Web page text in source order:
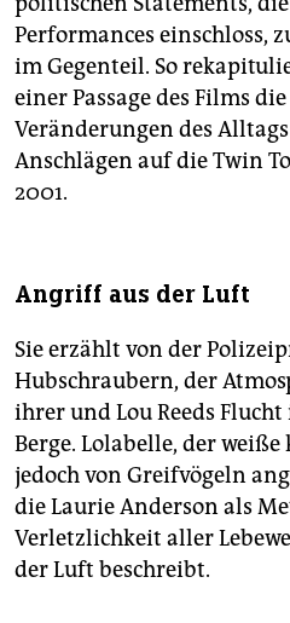
Performances einschloss,
im Gegenteil. So
einer Passage des Films
Veränderungen des
Anschlägen auf die Twin
2001.
Angriff aus der Luft
Sie erzählt von der
Hubschraubern, der
ihrer und Lou Reeds
Berge. Lolabelle, der
jedoch von Greifvögeln
die Laurie Anderson als
Verletzlichkeit aller
der Luft beschreibt.